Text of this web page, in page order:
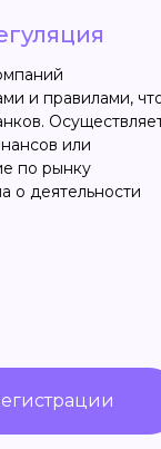
и правилами,
или
по рынку
о деятельности